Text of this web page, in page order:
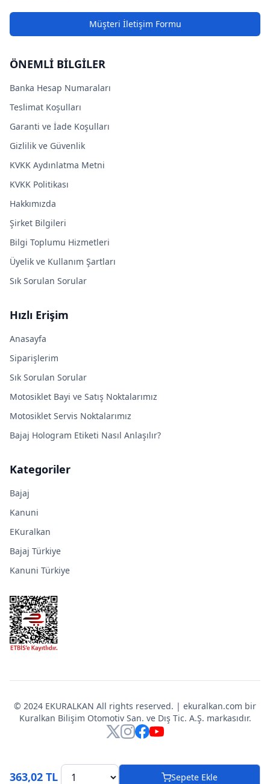
363,02 TL Sepete Ekle
Müşteri İletişim Formu
ÖNEMLİ BİLGİLER
Banka Hesap Numaraları
Teslimat Koşulları
Garanti ve İade Koşulları
Gizlilik ve Güvenlik
KVKK Aydınlatma Metni
KVKK Politikası
Hakkımızda
Şirket Bilgileri
Bilgi Toplumu Hizmetleri
Üyelik ve Kullanım Şartları
Sık Sorulan Sorular
Hızlı Erişim
Anasayfa
Siparişlerim
Sık Sorulan Sorular
Motosiklet Bayi ve Satış Noktalarımız
Motosiklet Servis Noktalarımız
Bajaj Hologram Etiketi Nasıl Anlaşılır?
Kategoriler
Bajaj
Kanuni
EKuralkan
Bajaj Türkiye
Kanuni Türkiye
© 2024 EKURALKAN All rights reserved. | ekuralkan.com bir
Kuralkan Bilişim Otomotiv San. ve Dış Tic. A.Ş. markasıdır.